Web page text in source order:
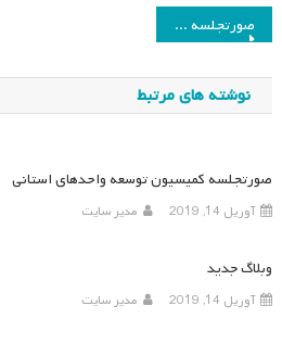
راهبری
نوشته
صورتجلسه چهارمین جلسه هیئت مدیره انجمن مطالعات برنامه درسی ایران
نوشته های مرتبط
صورتجلسه کمیسیون توسعه واحدهای استانی
آوریل 14, 2019 مدیر سایت
وبلاگ جدید
آوریل 14, 2019 مدیر سایت